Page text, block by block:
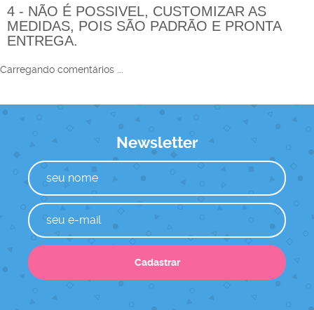
4 - NÃO É POSSIVEL, CUSTOMIZAR AS
MEDIDAS, POIS SÃO PADRÃO E PRONTA
ENTREGA.
Carregando comentários ...
Newsletter
Cadastrar